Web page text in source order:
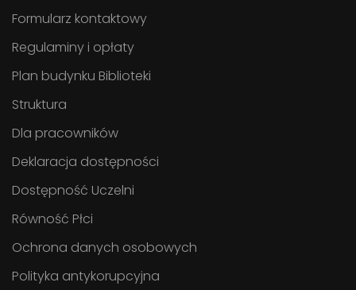
Formularz kontaktowy
Regulaminy i opłaty
Plan budynku Biblioteki
Struktura
Dla pracowników
Deklaracja dostępności
Dostępność Uczelni
Równość Płci
Ochrona danych osobowych
Polityka antykorupcyjna